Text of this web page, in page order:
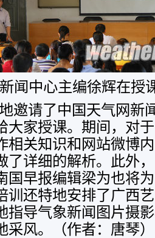
闻中心主编徐辉在授
邀请了中国天气网新
大家授课。期间，对
相关知识和网站微博
了详细的解析。此外
国早报编辑梁为也将
训还特地安排了广西
指导气象新闻图片摄
采风。（作者：唐琴）